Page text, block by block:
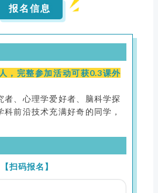
报名信息
，完整参加活动可获0.3课外
者、心理学爱好者、脑科学探
前沿技术充满好奇的同学，
【扫码报名】